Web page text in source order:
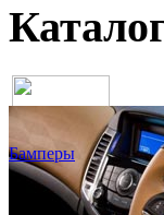
Бамперы